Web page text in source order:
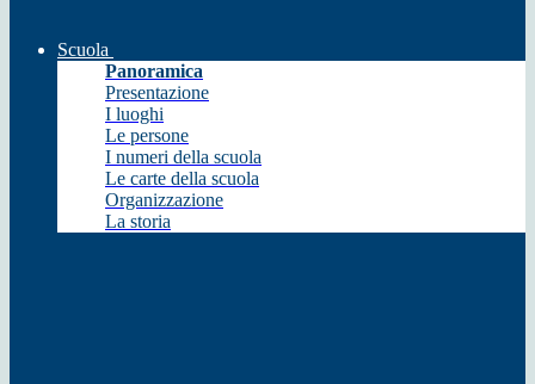
Scuola
Panoramica
Presentazione
I luoghi
Le persone
I numeri della scuola
Le carte della scuola
Organizzazione
La storia